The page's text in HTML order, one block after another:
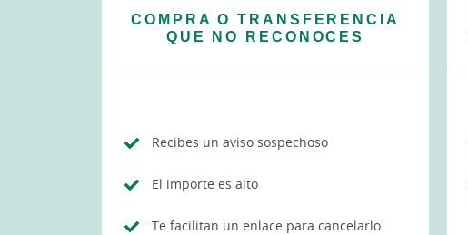
COMPRA O TRANSFERENCIA
QUE NO RECONOCES
Recibes un aviso sospechoso
El importe es alto
Te facilitan un enlace para cancelarlo